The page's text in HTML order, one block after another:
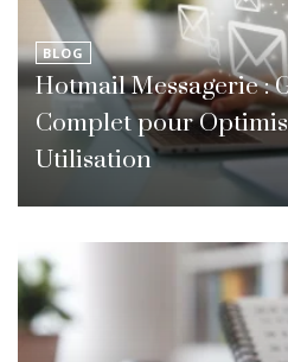
BLOG
Hotmail Messagerie :
Complet pour
Utilisation